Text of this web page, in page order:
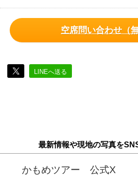
空席問い合わせ（無
LINEへ送る
最新情報や現地の写真を
かもめツアー 公式X